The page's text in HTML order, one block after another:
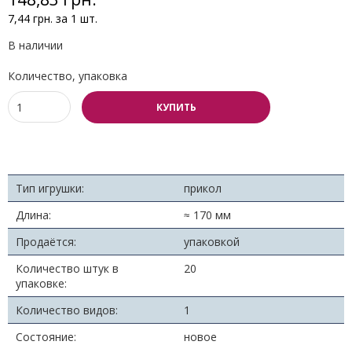
7,44 грн. за 1 шт.
В наличии
Количество, упаковка
КУПИТЬ
Тип игрушки:
прикол
Длина:
≈ 170 мм
Продаётся:
упаковкой
Количество штук в
упаковке:
20
Количество видов:
1
Состояние:
новое